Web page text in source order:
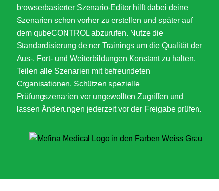
browserbasierter Szenario-Editor hilft dabei deine
Szenarien schon vorher zu erstellen und später auf
dem qubeCONTROL abzurufen. Nutze die
Standardisierung deiner Trainings um die Qualität der
Aus-, Fort- und Weiterbildungen Konstant zu halten.
Teilen alle Szenarien mit befreundeten
Organisationen. Schützen spezielle
Prüfungszenarien vor ungewollten Zugriffen und
lassen Änderungen jederzeit vor der Freigabe prüfen.